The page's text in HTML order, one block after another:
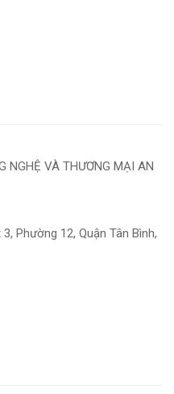
NGHỆ VÀ THƯƠNG MẠI AN
Phường 12, Quận Tân Bình,